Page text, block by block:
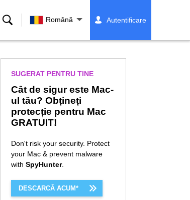
Căutare Română Autentificare
SUGERAT PENTRU TINE
Cât de sigur este Mac-
ul tău? Obțineți
protecție pentru Mac
GRATUIT!
Don't risk your security. Protect
your Mac & prevent malware
with SpyHunter.
DESCARCĂ ACUM*